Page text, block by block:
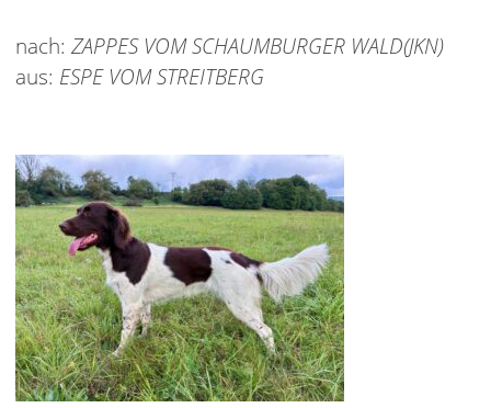
nach:ZAPPES VOM SCHAUMBURGER WALD(JKN)
aus: ESPE VOM STREITBERG